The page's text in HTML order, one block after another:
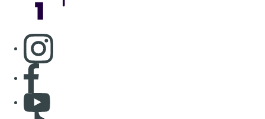
Consulter page Instagram
Consulter page Facebook
Consulter Youtube